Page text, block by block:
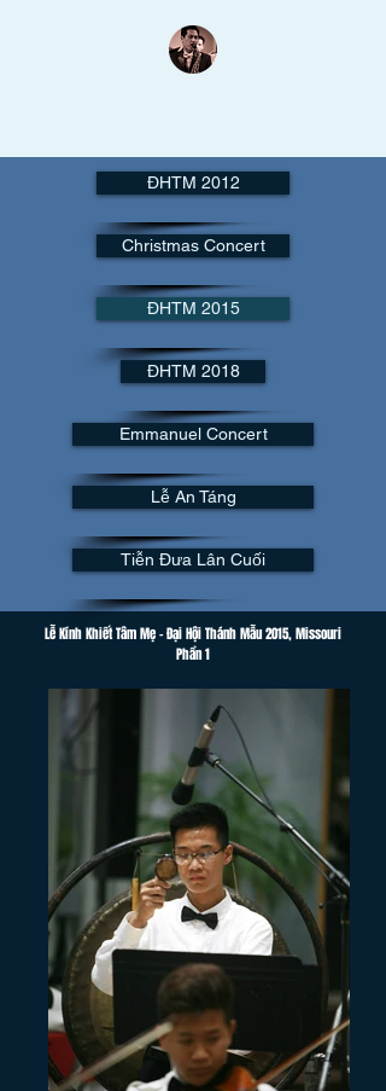
Lễ Kính Khiết Tâm Mẹ - Đại Hội Thánh Mẫu 2015, Missouri
Phần 1
ĐHTM 2012
Christmas Concert
ĐHTM 2015
ĐHTM 2018
Emmanuel Concert
Lễ An Táng
Tiễn Đưa Lân Cuối